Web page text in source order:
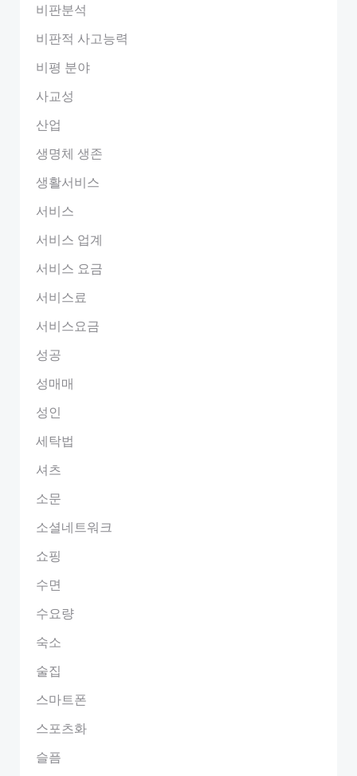
비판분석
비판적 사고능력
비평 분야
사교성
산업
생명체 생존
생활서비스
서비스
서비스 업계
서비스 요금
서비스료
서비스요금
성공
성매매
성인
세탁법
셔츠
소문
소셜네트워크
쇼핑
수면
수요량
숙소
술집
스마트폰
스포츠화
슬픔